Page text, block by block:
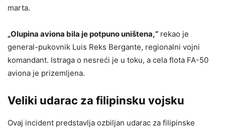
marta.
„Olupina aviona bila je potpuno uništena,“ rekao je
general-pukovnik Luis Reks Bergante, regionalni vojni
komandant. Istraga o nesreći je u toku, a cela flota FA-50
aviona je prizemljena.
Veliki udarac za filipinsku vojsku
Ovaj incident predstavlja ozbiljan udarac za filipinske